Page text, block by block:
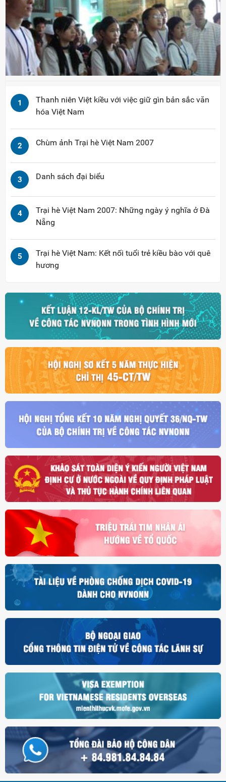
1
Thanh niên Việt kiều với việc giữ gìn bản sắc văn
hóa Việt Nam
2 Chùm ảnh Trại hè Việt Nam 2007
3 Danh sách đại biểu
4
Trại hè Việt Nam 2007: Những ngày ý nghĩa ở Đà
Nẵng
5
Trại hè Việt Nam: Kết nối tuổi trẻ kiều bào với quê
hương